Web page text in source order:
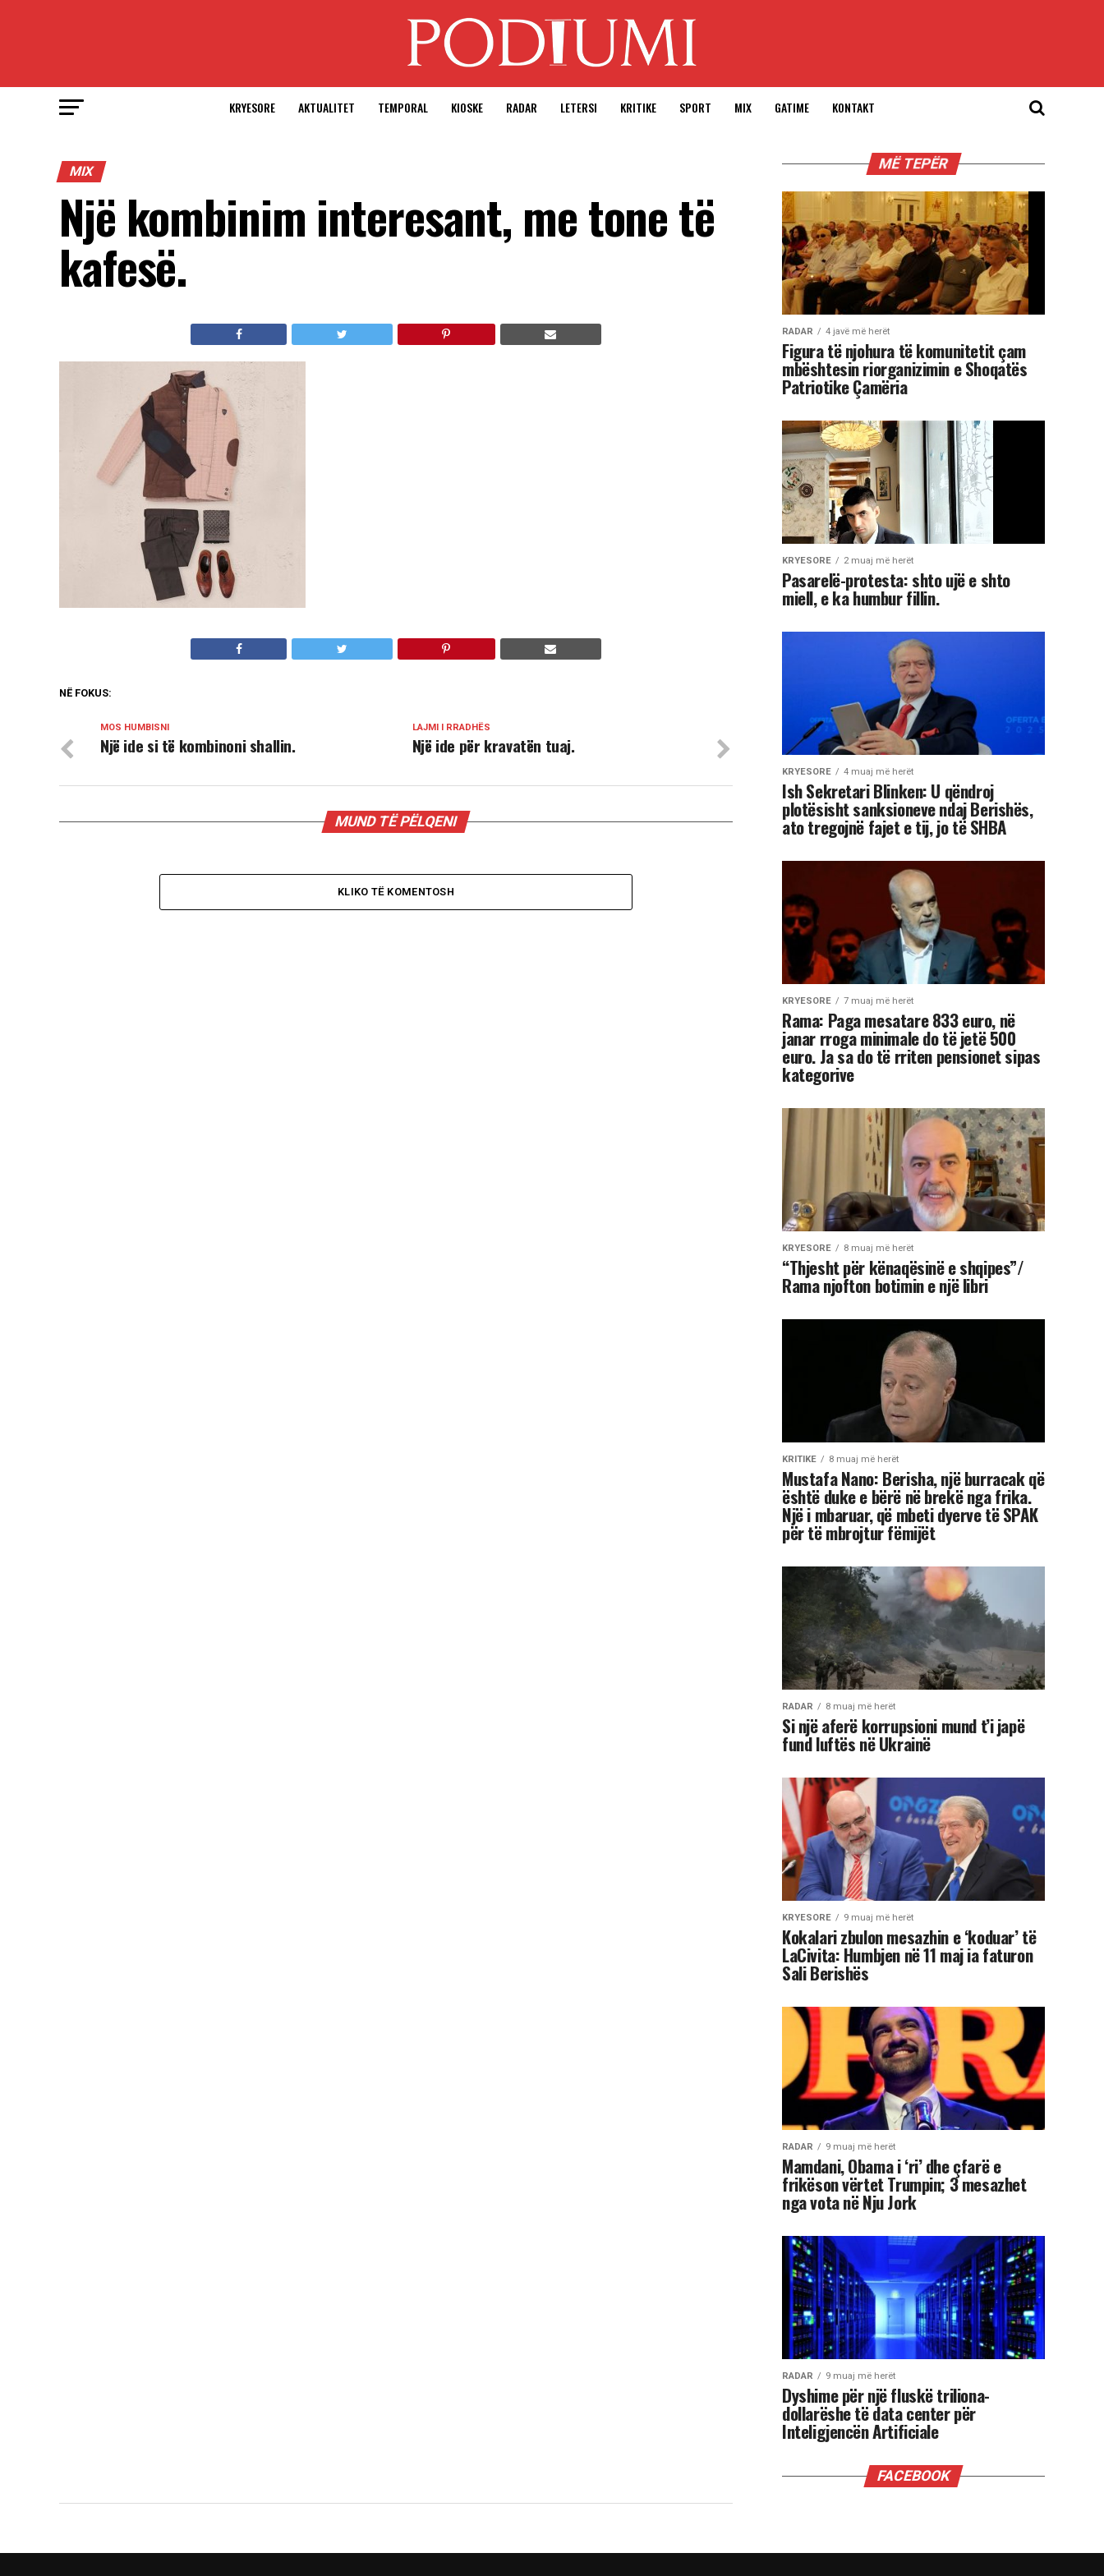
KRYESORE AKTUALITET TEMPORAL KIOSKE RADAR LETERSI KRITIKE SPORT MIX GATIME KONTAKT
MIX
Një kombinim interesant, me tone të
kafesë.
NË FOKUS:
LAJMI I RRADHËS
Një ide për kravatën tuaj.
MOS HUMBISNI
Një ide si të kombinoni shallin.
MUND TË PËLQENI
KLIKO TË KOMENTOSH
MË TEPËR
RADAR 4 javë më herët
Figura të njohura të komunitetit çam
mbështesin riorganizimin e Shoqatës
Patriotike Çamëria
KRYESORE 2 muaj më herët
Pasarelë-protesta: shto ujë e shto
miell, e ka humbur fillin.
KRYESORE 4 muaj më herët
Ish Sekretari Blinken: U qëndroj
plotësisht sanksioneve ndaj Berishës,
ato tregojnë fajet e tij, jo të SHBA
KRYESORE 7 muaj më herët
Rama: Paga mesatare 833 euro, në
janar rroga minimale do të jetë 500
euro. Ja sa do të rriten pensionet sipas
kategorive
KRYESORE 8 muaj më herët
“Thjesht për kënaqësinë e shqipes”/
Rama njofton botimin e një libri
KRITIKE 8 muaj më herët
Mustafa Nano: Berisha, një burracak që
është duke e bërë në brekë nga frika.
Një i mbaruar, që mbeti dyerve të SPAK
për të mbrojtur fëmijët
RADAR 8 muaj më herët
Si një aferë korrupsioni mund t’i japë
fund luftës në Ukrainë
KRYESORE 9 muaj më herët
Kokalari zbulon mesazhin e ‘koduar’ të
LaCivita: Humbjen në 11 maj ia faturon
Sali Berishës
RADAR 9 muaj më herët
Mamdani, Obama i ‘ri’ dhe çfarë e
frikëson vërtet Trumpin; 3 mesazhet
nga vota në Nju Jork
RADAR 9 muaj më herët
Dyshime për një fluskë triliona-
dollarëshe të data center për
Inteligjencën Artificiale
FACEBOOK